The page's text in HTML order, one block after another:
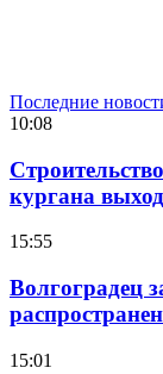
Последние
10:08
кургана
15:55
Волгоградец
15:01